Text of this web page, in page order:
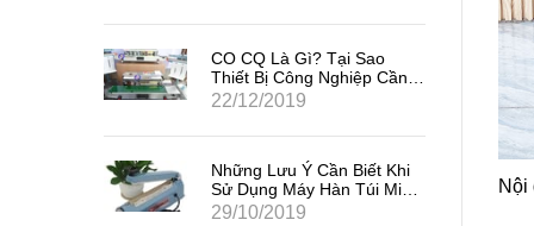
Nội
CO CQ Là Gì? Tại Sao
Thiết Bị Công Nghiệp Cần
Có CO CQ?
22/12/2019
Những Lưu Ý Cần Biết Khi
Sử Dụng Máy Hàn Túi Mini
Dập Tay
29/10/2019